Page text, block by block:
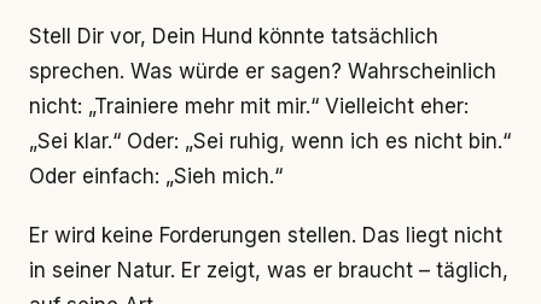
Stell Dir vor, Dein Hund könnte tatsächlich
sprechen. Was würde er sagen? Wahrscheinlich
nicht: „Trainiere mehr mit mir.“ Vielleicht eher:
„Sei klar.“ Oder: „Sei ruhig, wenn ich es nicht bin.“
Oder einfach: „Sieh mich.“
Er wird keine Forderungen stellen. Das liegt nicht
in seiner Natur. Er zeigt, was er braucht – täglich,